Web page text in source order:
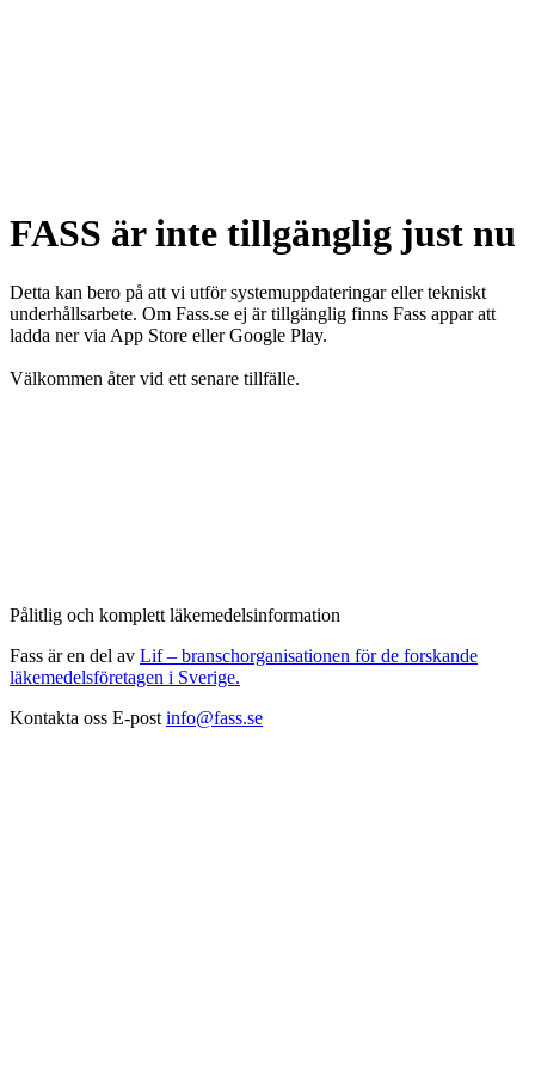
FASS är inte tillgänglig just nu
Detta kan bero på att vi utför systemuppdateringar eller tekniskt
underhållsarbete. Om Fass.se ej är tillgänglig finns Fass appar att
ladda ner via App Store eller Google Play.
Välkommen åter vid ett senare tillfälle.
Pålitlig och komplett läkemedelsinformation
Fass är en del av Lif – branschorganisationen för de forskande
läkemedelsföretagen i Sverige.
Kontakta oss E-post info@fass.se